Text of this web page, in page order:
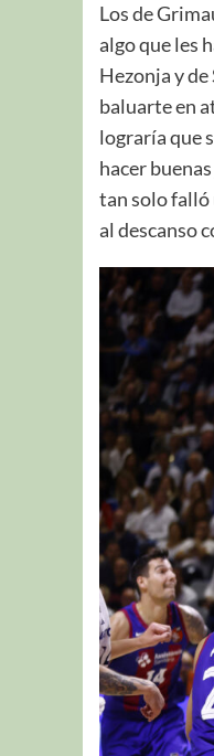
Los de
algo que les
Hezonja y
baluarte en
lograría que
hacer
tan solo falló
al descanso